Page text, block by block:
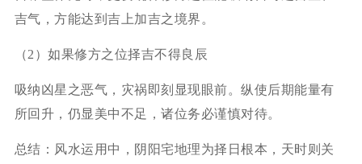
吉气，方能达到吉上加吉之境界。
（2）如果修方之位择吉不得良辰
吸纳凶星之恶气，灾祸即刻显现眼前。纵使后期能量有
所回升，仍显美中不足，诸位务必谨慎对待。
总结：风水运用中，阴阳宅地理为择日根本，天时则关